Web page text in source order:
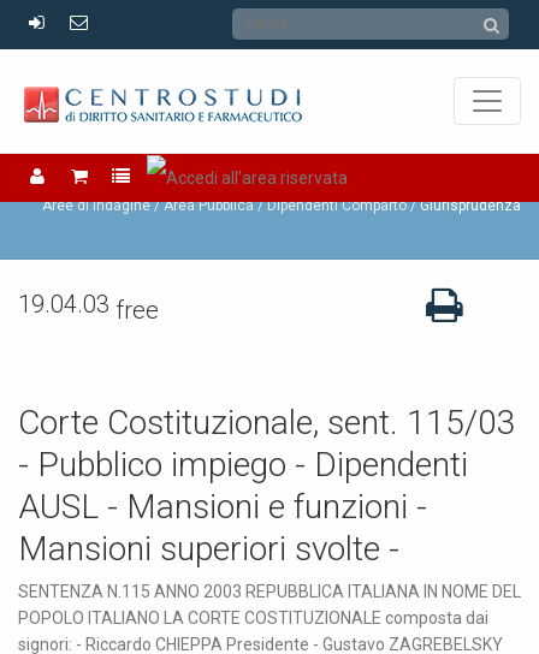
Dipendenti Comparto
Aree di Indagine / Area Pubblica / Dipendenti Comparto Giurisprudenza
19.04.03 free
Corte Costituzionale, sent. 115/03
- Pubblico impiego - Dipendenti
AUSL - Mansioni e funzioni -
Mansioni superiori svolte -
SENTENZA N.115 ANNO 2003 REPUBBLICA ITALIANA IN NOME DEL
POPOLO ITALIANO LA CORTE COSTITUZIONALE composta dai
signori: - Riccardo CHIEPPA Presidente - Gustavo ZAGREBELSKY